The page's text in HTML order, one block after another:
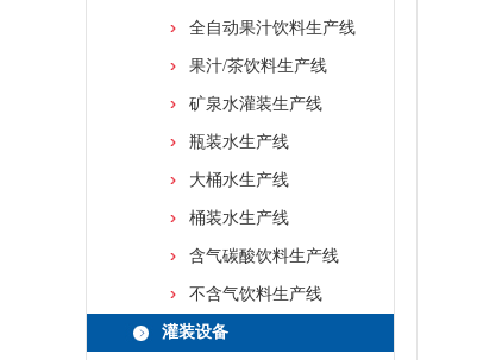
全自动果汁饮料生产线
果汁/茶饮料生产线
矿泉水灌装生产线
瓶装水生产线
大桶水生产线
桶装水生产线
含气碳酸饮料生产线
不含气饮料生产线
灌装设备